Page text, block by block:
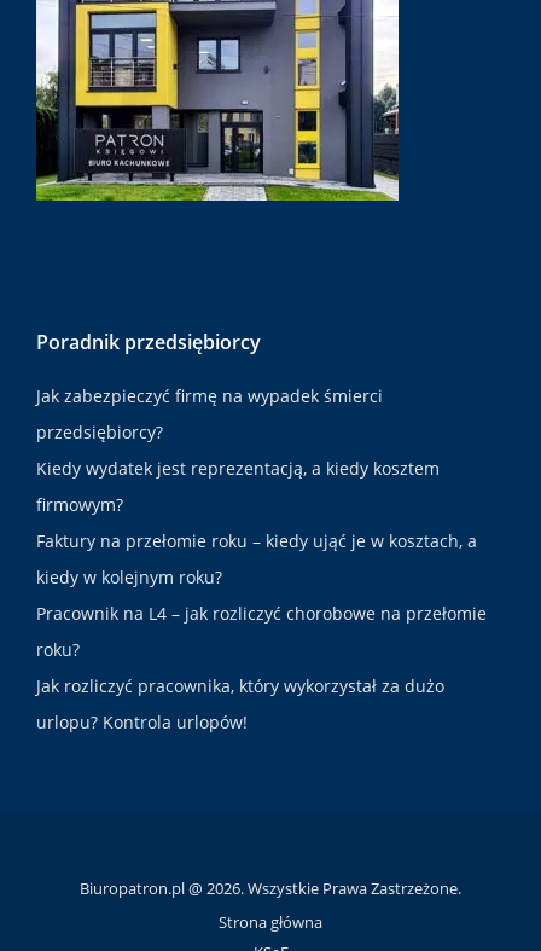
Poradnik przedsiębiorcy
Jak zabezpieczyć firmę na wypadek śmierci
przedsiębiorcy?
Kiedy wydatek jest reprezentacją, a kiedy kosztem
firmowym?
Faktury na przełomie roku – kiedy ująć je w kosztach, a
kiedy w kolejnym roku?
Pracownik na L4 – jak rozliczyć chorobowe na przełomie
roku?
Jak rozliczyć pracownika, który wykorzystał za dużo
urlopu? Kontrola urlopów!
Biuropatron.pl @ 2026. Wszystkie Prawa Zastrzeżone.
Strona główna